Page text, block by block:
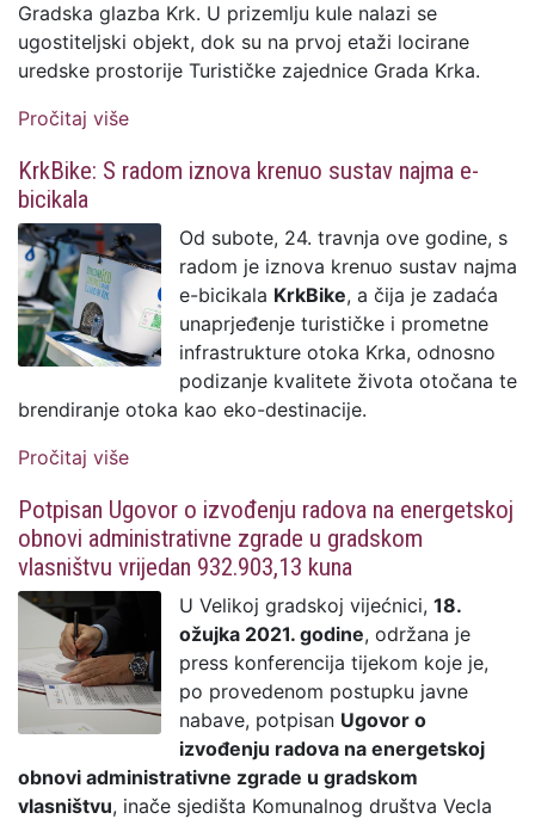
Gradska glazba Krk. U prizemlju kule nalazi se
ugostiteljski objekt, dok su na prvoj etaži locirane
uredske prostorije Turističke zajednice Grada Krka.
Pročitaj više
KrkBike: S radom iznova krenuo sustav najma e-
bicikala
Od subote, 24. travnja ove godine, s
radom je iznova krenuo sustav najma
e-bicikala KrkBike, a čija je zadaća
unaprjeđenje turističke i prometne
infrastrukture otoka Krka, odnosno
podizanje kvalitete života otočana te
brendiranje otoka kao eko-destinacije.
Pročitaj više
Potpisan Ugovor o izvođenju radova na energetskoj
obnovi administrativne zgrade u gradskom
vlasništvu vrijedan 932.903,13 kuna
U Velikoj gradskoj vijećnici, 18.
ožujka 2021. godine, održana je
press konferencija tijekom koje je,
po provedenom postupku javne
nabave, potpisan Ugovor o
izvođenju radova na energetskoj
obnovi administrativne zgrade u gradskom
vlasništvu, inače sjedišta Komunalnog društva Vecla